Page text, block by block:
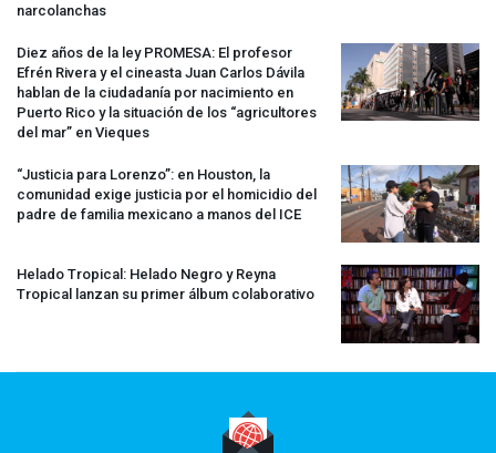
narcolanchas
Diez años de la ley PROMESA: El profesor
Efrén Rivera y el cineasta Juan Carlos Dávila
hablan de la ciudadanía por nacimiento en
Puerto Rico y la situación de los “agricultores
del mar” en Vieques
“Justicia para Lorenzo”: en Houston, la
comunidad exige justicia por el homicidio del
padre de familia mexicano a manos del ICE
Helado Tropical: Helado Negro y Reyna
Tropical lanzan su primer álbum colaborativo